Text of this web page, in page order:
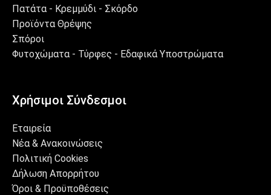
Πατάτα - Κρεμμύδι - Σκόρδο
Προϊόντα Θρέψης
Σπόροι
Φυτοχώματα - Τύρφες - Εδαφικά Υποστρώματα
Χρήσιμοι Σύνδεσμοι
Εταιρεία
Νέα & Ανακοινώσεις
Πολιτική Cookies
Δήλωση Απορρήτου
Όροι & Προϋποθέσεις